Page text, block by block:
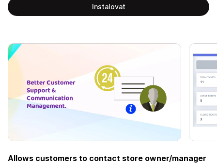
Instalovat
Allows customers to contact store owner/manager